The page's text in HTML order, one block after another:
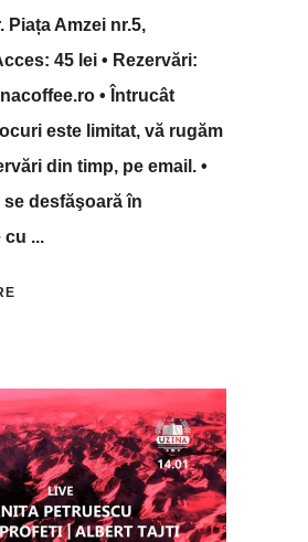
Piața Amzei nr.5,
45 lei • Rezervări:
• Întrucât
este limitat, vă rugăm
din timp, pe email. •
se desfăşoară în
cu